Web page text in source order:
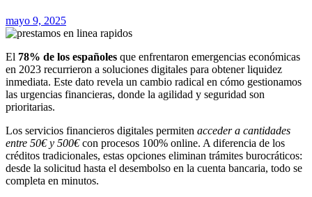
mayo 9, 2025
El 78% de los españoles que enfrentaron emergencias económicas
en 2023 recurrieron a soluciones digitales para obtener liquidez
inmediata. Este dato revela un cambio radical en cómo gestionamos
las urgencias financieras, donde la agilidad y seguridad son
prioritarias.
Los servicios financieros digitales permiten acceder a cantidades
entre 50€ y 500€con procesos 100% online. A diferencia de los
créditos tradicionales, estas opciones eliminan trámites burocráticos:
desde la solicitud hasta el desembolso en la cuenta bancaria, todo se
completa en minutos.